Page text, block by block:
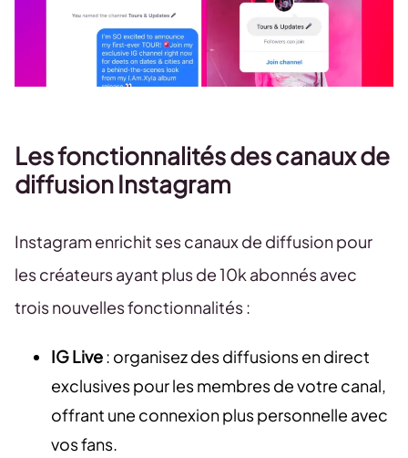
Les fonctionnalités des canaux de
diffusion Instagram
Instagram enrichit ses canaux de diffusion pour
les créateurs ayant plus de 10k abonnés avec
trois nouvelles fonctionnalités :
IG Live: organisez des diffusions en direct
exclusives pour les membres de votre canal,
offrant une connexion plus personnelle avec
vos fans.